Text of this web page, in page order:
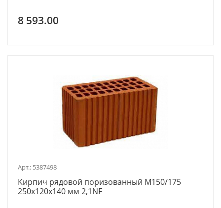
8 593.00
Арт.: 5387498
Кирпич рядовой поризованный М150/175
250х120х140 мм 2,1NF